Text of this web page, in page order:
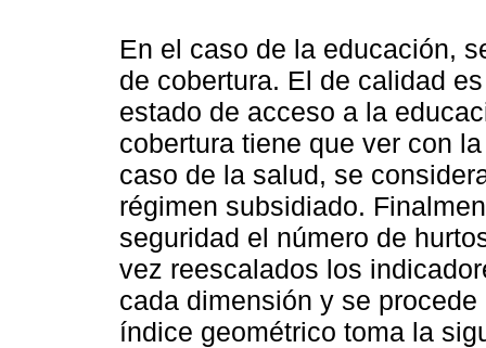
En el caso de la educación,
de cobertura. El de calidad
estado de acceso a la
cobertura tiene que ver con
caso de la salud, se
régimen subsidiado.
seguridad el número de
vez reescalados los
cada dimensión y se
índice geométrico toma la